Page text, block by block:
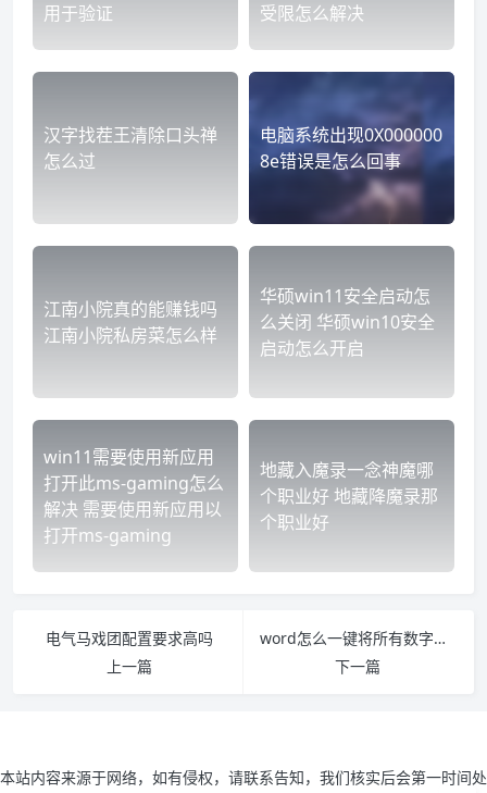
用于验证
受限怎么解决
汉字找茬王清除口头禅
怎么过
电脑系统出现0X000000
8e错误是怎么回事
江南小院真的能赚钱吗
江南小院私房菜怎么样
华硕win11安全启动怎
么关闭 华硕win10安全
启动怎么开启
win11需要使用新应用
打开此ms-gaming怎么
解决 需要使用新应用以
打开ms-gaming
地藏入魔录一念神魔哪
个职业好 地藏降魔录那
个职业好
电气马戏团配置要求高吗
上一篇
word怎么一键将所有数字下面加上下划线 word全部加下划线
下一篇
本站内容来源于网络，如有侵权，请联系告知，我们核实后会第一时间处